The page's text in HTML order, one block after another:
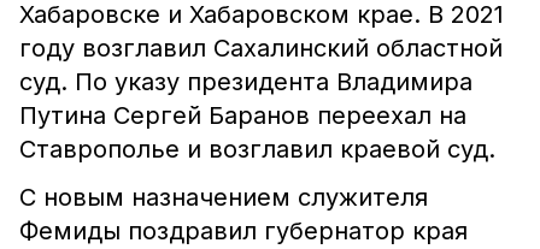
Хабаровске и Хабаровском крае. В 2021
году возглавил Сахалинский областной
суд. По указу президента Владимира
Путина Сергей Баранов переехал на
Ставрополье и возглавил краевой суд.
С новым назначением служителя
Фемиды поздравил губернатор края